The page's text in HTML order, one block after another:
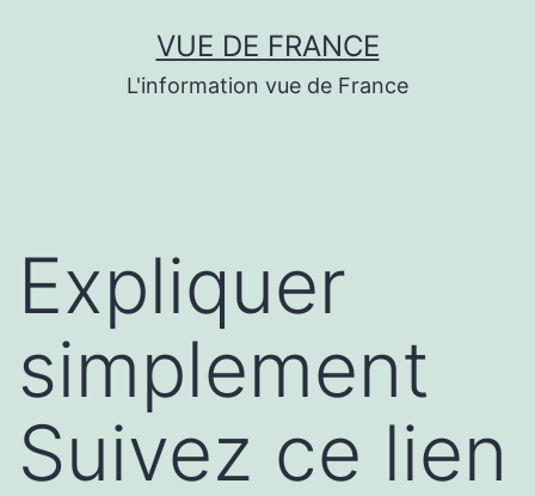
VUE DE FRANCE
L'information vue de France
Expliquer
simplement
Suivez ce lien